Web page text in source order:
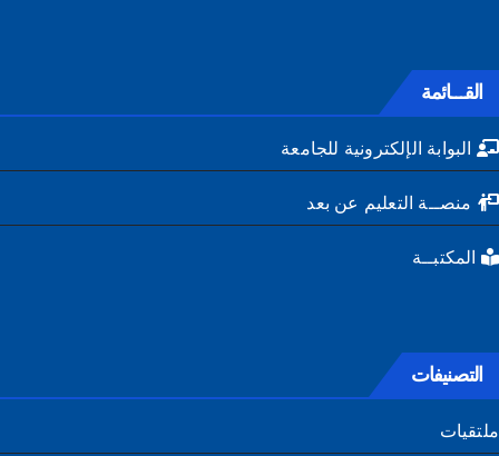
القـــائمة
البوابة الإلكترونية للجامعة
منصــة التعليم عن بعد
المكتبــة
التصنيفات